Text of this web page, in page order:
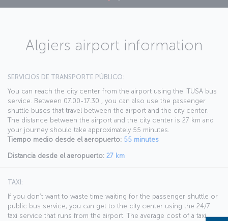
Algiers airport information
SERVICIOS DE TRANSPORTE PÚBLICO:
You can reach the city center from the airport using the ITUSA bus
service. Between 07.00-17.30 , you can also use the passenger
shuttle buses that travel between the airport and the city center.
The distance between the airport and the city center is 27 km and
your journey should take approximately 55 minutes.
Tiempo medio desde el aeropuerto: 55 minutes
Distancia desde el aeropuerto: 27 km
TAXI:
If you don’t want to waste time waiting for the passenger shuttle or
public bus service, you can get to the city center using the 24/7
taxi service that runs from the airport. The average cost of a taxi